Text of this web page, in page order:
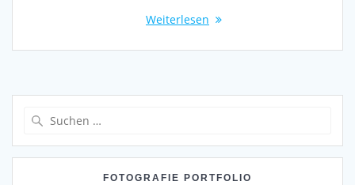
Weiterlesen
FOTOGRAFIE PORTFOLIO